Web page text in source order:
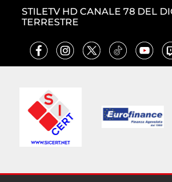
STILETV HD CANALE 78 DEL
TERRESTRE